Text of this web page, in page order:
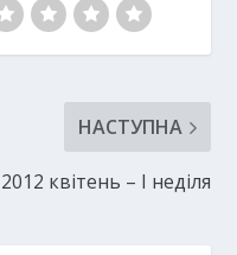
НАСТУПНА
2012 квітень – І неділя